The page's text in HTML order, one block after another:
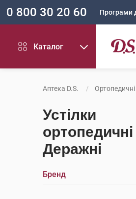
0 800 30 20 60 Програми
Каталог
Аптека D.S.
Устілки
Деражні
Бренд